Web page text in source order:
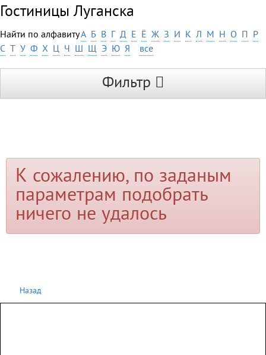
Гостиницы Луганска
Найти по алфавитуА Б В Г Д Е Ё Ж З И К Л М Н О П Р
С Т У Ф Х Ц Ч Ш Щ Э Ю Я все
Фильтр
К сожалению, по заданым
параметрам подобрать
ничего не удалось
Назад